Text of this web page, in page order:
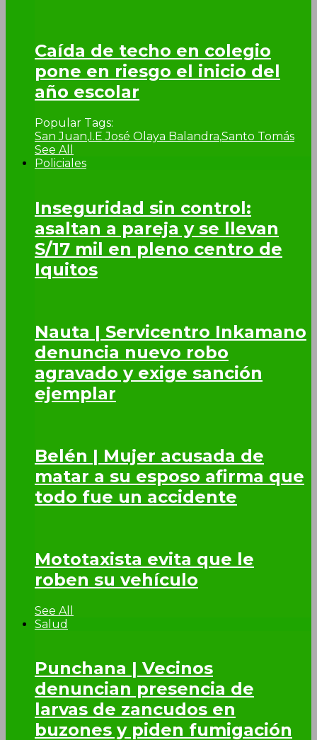
Caída de techo en colegio
pone en riesgo el inicio del
año escolar
Popular Tags:
San Juan, I.E José Olaya Balandra,Santo Tomás
See All
Policiales
Inseguridad sin control:
asaltan a pareja y se llevan
S/17 mil en pleno centro de
Iquitos
Nauta | Servicentro Inkamano
denuncia nuevo robo
agravado y exige sanción
ejemplar
Belén | Mujer acusada de
matar a su esposo afirma que
todo fue un accidente
Mototaxista evita que le
roben su vehículo
See All
Salud
Punchana | Vecinos
denuncian presencia de
larvas de zancudos en
buzones y piden fumigación